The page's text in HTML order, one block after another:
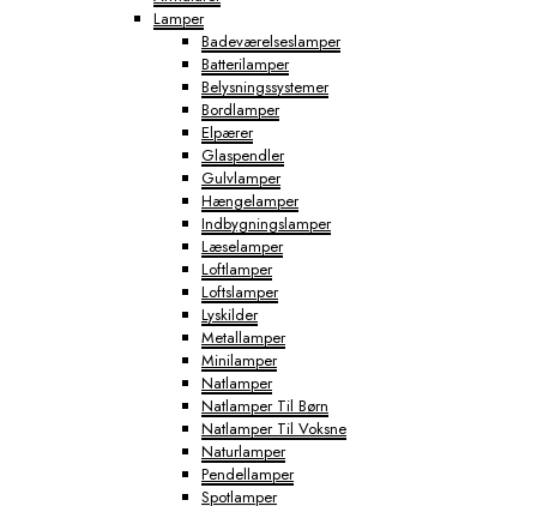
Lamper
Badeværelseslamper
Batterilamper
Belysningssystemer
Bordlamper
Elpærer
Glaspendler
Gulvlamper
Hængelamper
Indbygningslamper
Læselamper
Loftlamper
Loftslamper
Lyskilder
Metallamper
Minilamper
Natlamper
Natlamper Til Børn
Natlamper Til Voksne
Naturlamper
Pendellamper
Spotlamper